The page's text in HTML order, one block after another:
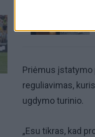
Priėmus įstatymo
reguliavimas,
ugdymo turinio.
„Esu tikras, kad